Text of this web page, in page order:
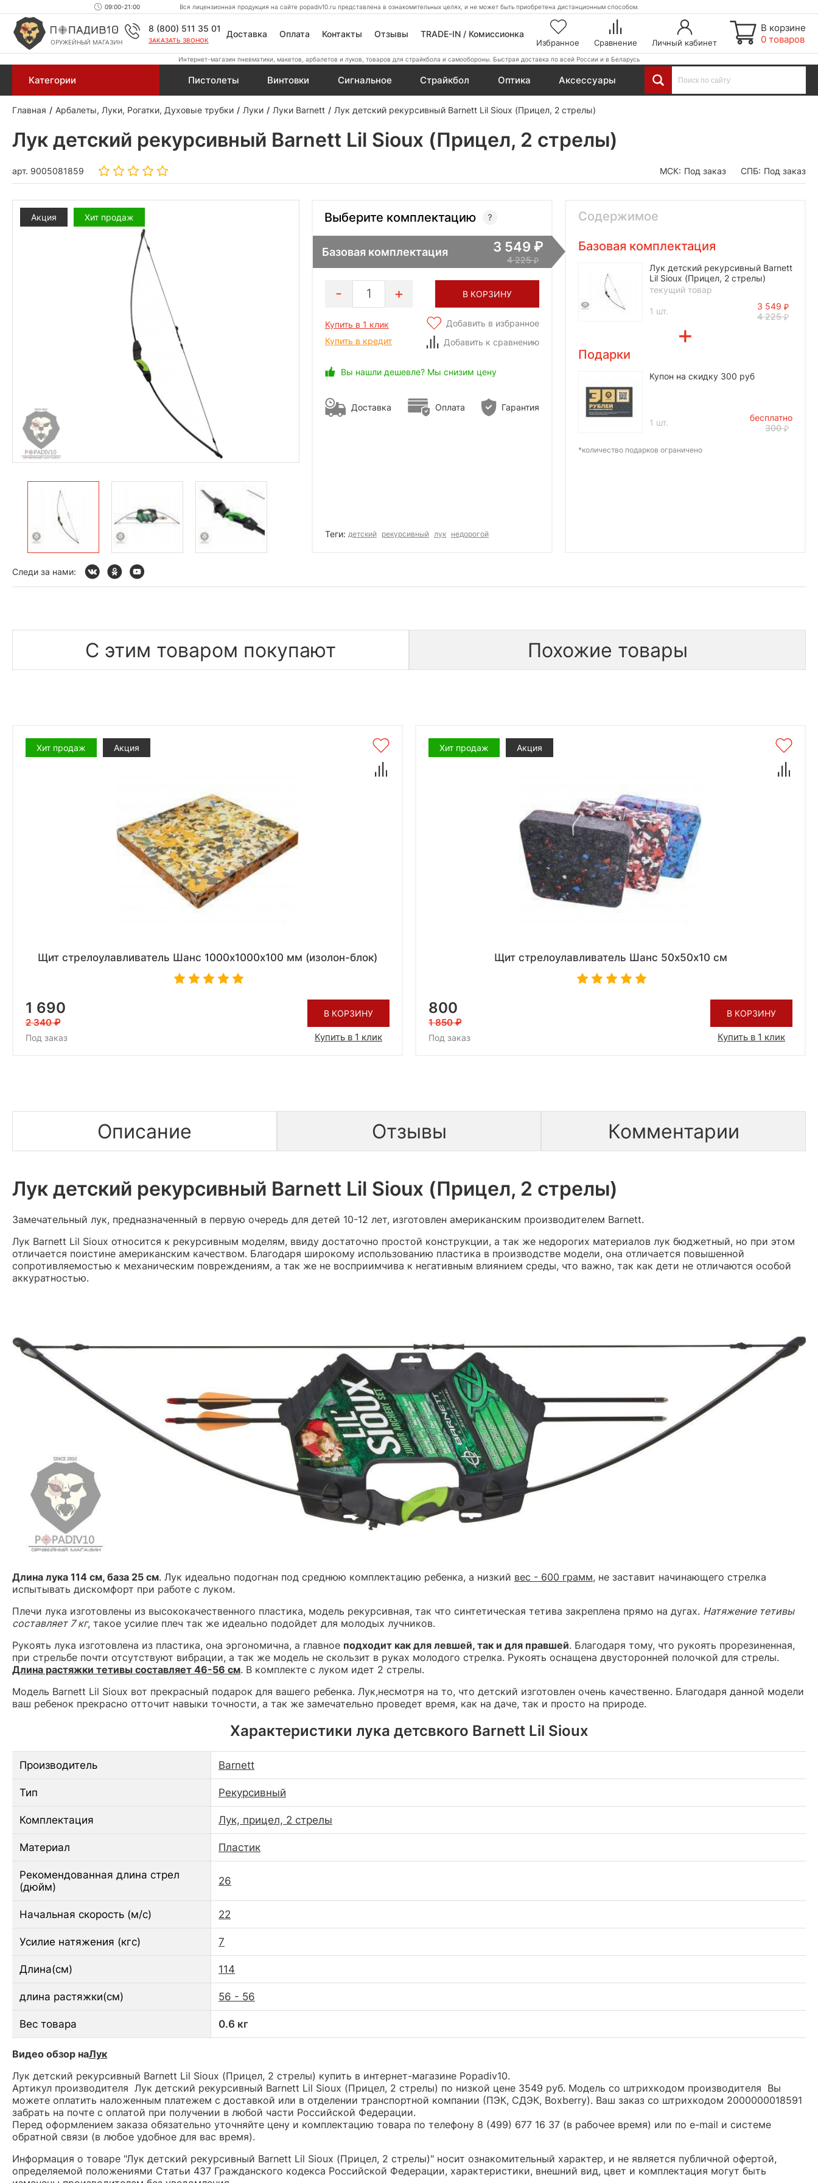
09:00-21:00 Вся лицензионная продукция на сайте popadiv10.ru представлена в ознакомительных целях, и не может быть приобретена дистанционным способом.
ОРУЖЕЙНЫЙ МАГАЗИН
8 (800) 511 35 01
ЗАКАЗАТЬ ЗВОНОК
Доставка Оплата Контакты Отзывы TRADE-IN / Комиссионка
Избранное Сравнение Личный кабинет
В корзине
0 товаров
Интернет-магазин пневматики, макетов, арбалетов и луков, товаров для страйкбола и самообороны. Быстрая доставка по всей России и в Беларусь
Категории Пистолеты Винтовки Сигнальное Страйкбол Оптика Аксессуары
Главная Арбалеты, Луки, Рогатки, Духовые трубки Луки Луки Barnett Лук детский рекурсивный Barnett Lil Sioux (Прицел, 2 стрелы)
Лук детский рекурсивный Barnett Lil Sioux (Прицел, 2 стрелы)
арт. 9005081859 МСК: Под заказ СПБ: Под заказ
Акция Хит продаж Выберите комплектацию
Базовая комплектация 3 549
4 225
1 В КОРЗИНУ
Купить в 1 клик
Купить в кредит
Добавить в избранное
Добавить к сравнению
Вы нашли дешевле? Мы снизим цену
Доставка Оплата Гарантия
Теги: детский рекурсивный лук недорогой
Содержимое
Базовая комплектация
Лук детский рекурсивный Barnett
Lil Sioux (Прицел, 2 стрелы)
текущий товар
1 шт.
3 549
4 225
Подарки
Купон на скидку 300 руб
1 шт.
бесплатно
300
*количество подарков ограничено
Следи за нами:
С этим товаром покупают Похожие товары
Хит продаж Акция
Щит стрелоулавливатель Шанс 1000х1000х100 мм (изолон-блок)
1 690
2 340
Под заказ
В КОРЗИНУ
Купить в 1 клик
Хит продаж Акция
Щит стрелоулавливатель Шанс 50х50х10 cм
800
1 850
Под заказ
В КОРЗИНУ
Купить в 1 клик
Описание Отзывы Комментарии
Лук детский рекурсивный Barnett Lil Sioux (Прицел, 2 стрелы)
Замечательный лук, предназначенный в первую очередь для детей 10-12 лет, изготовлен американским производителем Barnett.
Лук Barnett Lil Sioux относится к рекурсивным моделям, ввиду достаточно простой конструкции, а так же недорогих материалов лук бюджетный, но при этом
отличается поистине американским качеством. Благодаря широкому использованию пластика в производстве модели, она отличается повышенной
сопротивляемостью к механическим повреждениям, а так же не восприимчива к негативным влиянием среды, что важно, так как дети не отличаются особой
аккуратностью.
Длина лука 114 см, база 25 см. Лук идеально подогнан под среднюю комплектацию ребенка, а низкий вес - 600 грамм, не заставит начинающего стрелка
испытывать дискомфорт при работе с луком.
Плечи лука изготовлены из высококачественного пластика, модель рекурсивная, так что синтетическая тетива закреплена прямо на дугах. Натяжение тетивы
составляет 7 кг, такое усилие плеч так же идеально подойдет для молодых лучников.
Рукоять лука изготовлена из пластика, она эргономична, а главное подходит как для левшей, так и для правшей. Благодаря тому, что рукоять прорезиненная,
при стрельбе почти отсутствуют вибрации, а так же модель не скользит в руках молодого стрелка. Рукоять оснащена двусторонней полочкой для стрелы.
Длина растяжки тетивы составляет 46-56 см. В комплекте с луком идет 2 стрелы.
Модель Barnett Lil Sioux вот прекрасный подарок для вашего ребенка. Лук,несмотря на то, что детский изготовлен очень качественно. Благодаря данной модели
ваш ребенок прекрасно отточит навыки точности, а так же замечательно проведет время, как на даче, так и просто на природе.
Характеристики лука детсвкого Barnett Lil Sioux
Производитель Barnett
Тип Рекурсивный
Комплектация Лук, прицел, 2 стрелы
Материал Пластик
Рекомендованная длина стрел
(дюйм)
26
Начальная скорость (м/с) 22
Усилие натяжения (кгс) 7
Длина(см) 114
длина растяжки(см) 56 - 56
Вес товара 0.6 кг
Видео обзор наЛук
Лук детский рекурсивный Barnett Lil Sioux (Прицел, 2 стрелы) купить в интернет-магазине Popadiv10.
Артикул производителя Лук детский рекурсивный Barnett Lil Sioux (Прицел, 2 стрелы) по низкой цене 3549 руб. Модель со штрихкодом производителя Вы
можете оплатить наложенным платежем с доставкой или в отделении транспортной компании (ПЭК, СДЭК, Boxberry). Ваш заказ со штрихкодом 2000000018591
забрать на почте с оплатой при получении в любой части Российской Федерации.
Перед оформлением заказа обязательно уточняйте цену и комплектацию товара по телефону 8 (499) 677 16 37 (в рабочее время) или по e-mail и системе
обратной связи (в любое удобное для вас время).
Информация о товаре "Лук детский рекурсивный Barnett Lil Sioux (Прицел, 2 стрелы)" носит ознакомительный характер, и не является публичной офертой,
определяемой положениями Статьи 437 Гражданского кодекса Российской Федерации, характеристики, внешний вид, цвет и комплектация могут быть